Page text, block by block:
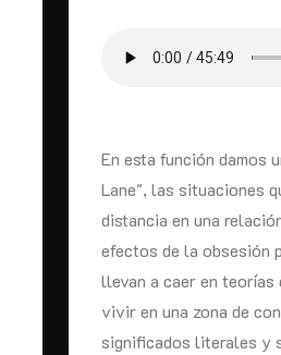
En esta función damos
Lane", las situaciones
distancia en una
efectos de la obsesión
llevan a caer en
vivir en una zona de
significados literales y